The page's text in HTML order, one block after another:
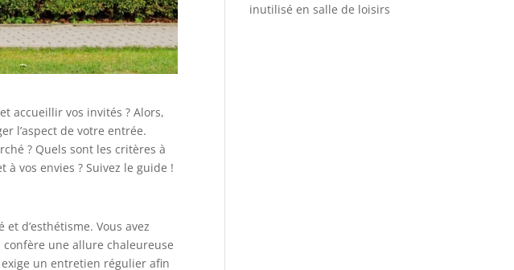
accueillir vos invités ? Alors,
l’aspect de votre entrée.
? Quels sont les critères à
vos envies ? Suivez le guide !
d’esthétisme. Vous avez
une allure chaleureuse
un entretien régulier afin
inutilisé en salle de loisirs